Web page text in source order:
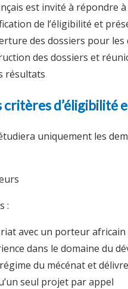
est invité à répondre
de l’éligibilité et
des dossiers pour les
des dossiers et
résultats
critères d’éligibilité
uniquement les
:
avec un porteur africain
dans le domaine du
du mécénat et
seul projet par appel